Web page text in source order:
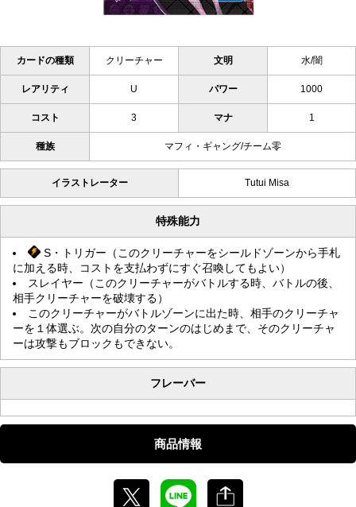
カードの種類 クリーチャー 文明 水/闇
レアリティ U パワー 1000
コスト 3 マナ 1
種族 マフィ・ギャング/チーム零
イラストレーター Tutui Misa
特殊能力
S・トリガー（このクリーチャーをシールドゾーンから手札
に加える時、コストを支払わずにすぐ召喚してもよい）
スレイヤー（このクリーチャーがバトルする時、バトルの後、
相手クリーチャーを破壊する）
このクリーチャーがバトルゾーンに出た時、相手のクリーチャ
ーを１体選ぶ。次の自分のターンのはじめまで、そのクリーチャ
ーは攻撃もブロックもできない。
フレーバー
商品情報